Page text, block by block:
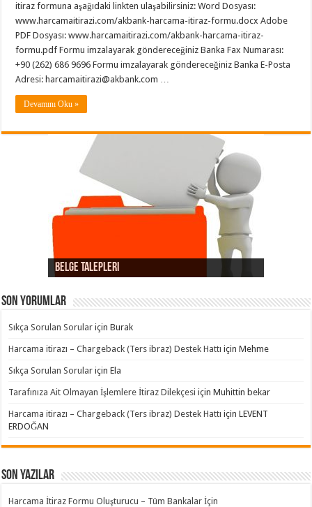
itiraz formuna aşağıdaki linkten ulaşabilirsiniz: Word Dosyası:
www.harcamaitirazi.com/akbank-harcama-itiraz-formu.docx Adobe
PDF Dosyası: www.harcamaitirazi.com/akbank-harcama-itiraz-
formu.pdf Formu imzalayarak göndereceğiniz Banka Fax Numarası:
+90 (262) 686 9696 Formu imzalayarak göndereceğiniz Banka E-Posta
Adresi: harcamaitirazi@akbank.com …
Devamını Oku »
Belge Talepleri
Kart hamilinin işlemi hatırlamaması
Provizyon Hatası itirazları
Dolandırıcılık itirazları
Süreç Hatası itirazları
iptal / iade itirazları
Ürün / Hizmet Temini itirazları
Son yorumlar
Sıkça Sorulan Sorular içinBurak
Harcama itirazı – Chargeback (Ters ibraz) Destek Hattı içinMehme
Sıkça Sorulan Sorular içinEla
Tarafınıza Ait Olmayan İşlemlere İtiraz Dilekçesi içinMuhittin bekar
Harcama itirazı – Chargeback (Ters ibraz) Destek Hattı içinLEVENT
ERDOĞAN
Son Yazılar
Harcama İtiraz Formu Oluşturucu – Tüm Bankalar İçin